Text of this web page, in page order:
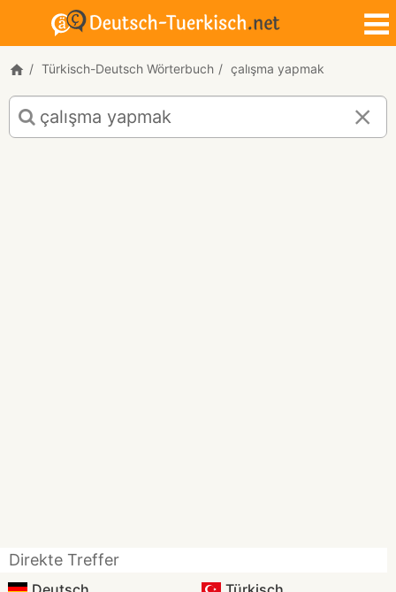
Türkisch-Deutsch Wörterbuch çalışma yapmak
Türkisch-
Deutsch
Übersetzung
Direkte Treffer